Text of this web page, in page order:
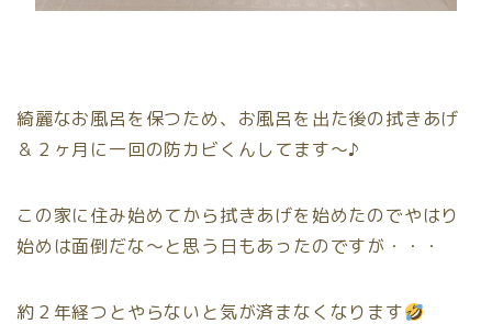
綺麗なお風呂を保つため、お風呂を出た後の拭きあげ
＆２ヶ月に一回の防カビくんしてます〜♪
この家に住み始めてから拭きあげを始めたのでやはり
始めは面倒だな〜と思う日もあったのですが・・・
約２年経つとやらないと気が済まなくなります